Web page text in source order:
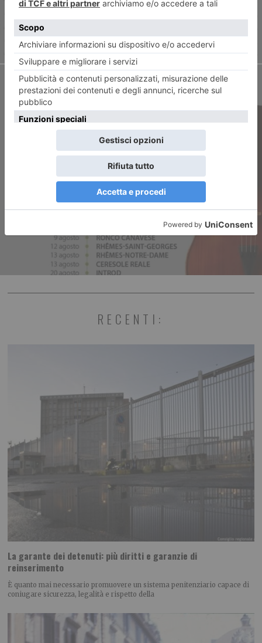
ARTICOLO SUCCESSIVO
Musica nel Parco del Gran
Paradiso
RECENTI:
La garante dei detenuti: più diritti e garanzie di
reinserimento
È quanto mai necessario promuovere un sistema penitenziario capace di
coniugare sicurezza, legalità e rispetto della